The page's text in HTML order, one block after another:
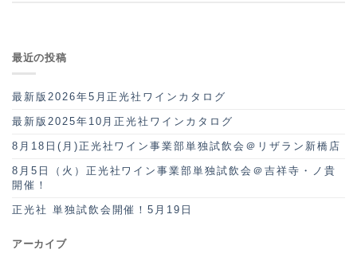
最近の投稿
最新版2026年5月正光社ワインカタログ
最新版2025年10月正光社ワインカタログ
8月18日(月)正光社ワイン事業部単独試飲会＠リザラン新橋店
8月5日（火）正光社ワイン事業部単独試飲会＠吉祥寺・ノ貴
開催！
正光社 単独試飲会開催！5月19日
アーカイブ